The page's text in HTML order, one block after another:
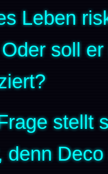
Leben
soll
stellt
denn